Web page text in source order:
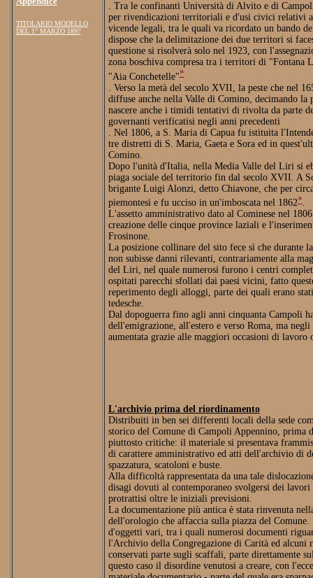
TITOLARIO MODELLO
DEL 1° MARZO 1897
. Tra le confinanti Università di Alvito e di
per rivendicazioni territoriali e d'usi civici relativi
vicende legali, tra le quali va ricordato un bando
dispose che la delimitazione dei due territori si
questione si risolverà solo nel 1923, con
zona boschiva compresa tra i territori di "Fontana
"Aia Conchetelle"*
. Verso la metà del secolo XVII, la peste che nel
diffuse anche nella Valle di Comino, decimando la
nascere anche i timidi tentativi di rivolta da parte
governanti verificatisi negli anni precedenti
. Nel 1806, a S. Maria di Capua fu istituita
tre distretti di S. Maria, Gaeta e Sora ed in
Comino.
Dopo l'unità d'Italia, nella Media Valle del Liri si
piaga sociale del territorio fin dal secolo XVII. A
brigante Luigi Alonzi, detto Chiavone, che per
piemontesi e fu ucciso in un'imboscata nel 1862*.
L'assetto amministrativo dato al Cominese nel
creazione delle cinque province laziali e
Frosinone.
La posizione collinare del sito fece sì che durante
non subisse danni rilevanti, contrariamente alla
del Liri, nel quale numerosi furono i centri
ospitati parecchi sfollati dai paesi vicini, fatto
reperimento degli alloggi, parte dei quali erano
tedesche.
Dal dopoguerra fino agli anni cinquanta Campoli
dell'emigrazione, all'estero e verso Roma, ma
aumentata grazie alle maggiori occasioni di
L'archivio prima del riordinamento
Distribuiti in ben sei differenti locali della sede
storico del Comune di Campoli Appennino,
piuttosto critiche: il materiale si presentava
di carattere amministrativo ed atti dell'archivio di
spazzatura, scatoloni e buste.
Alla difficoltà rappresentata da una tale
disagi dovuti al contemporaneo svolgersi dei
protrattisi oltre le iniziali previsioni.
La documentazione più antica è stata rinvenuta
dell'orologio che affaccia sulla piazza del
d'oggetti vari, tra i quali numerosi documenti
l'Archivio della Congregazione di Carità ed alcuni
conservati parte sugli scaffali, parte direttamente
questo caso il disordine venutosi a creare, con